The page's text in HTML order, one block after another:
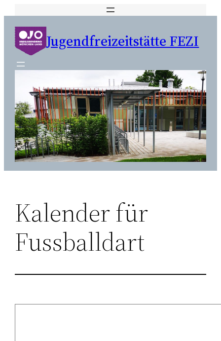
springen
Jugendfreizeitstätte FEZI
Kalender für
Fussballdart